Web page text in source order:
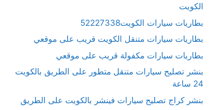
الكويت
بطاريات سيارات الكويت52227338
بطاريات سيارات متنقل الكويت قريب على موقعي
بطاريات سيارات مكفولة قريب على موقعي
بنشر تصليح سيارات متنقل متطور على الطريق بالكويت
24 ساعة
بنشر كراج تصليح سيارات فينشر بالكويت على الطريق